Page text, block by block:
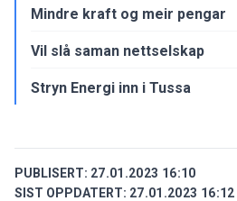
Mindre kraft og meir pengar
Vil slå saman nettselskap
Stryn Energi inn i Tussa
PUBLISERT: 27.01.2023 16:10
SIST OPPDATERT: 27.01.2023 16:12